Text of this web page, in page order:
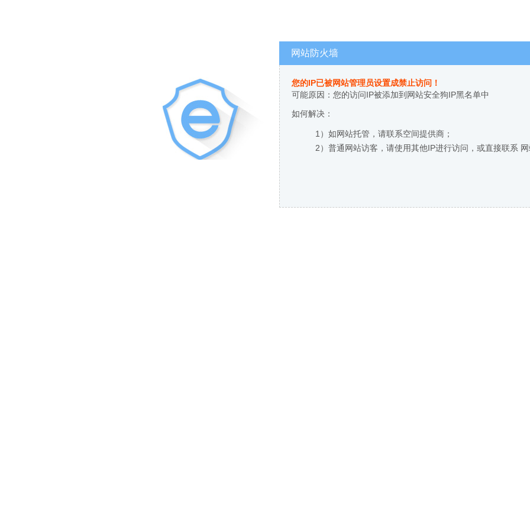
网站防火墙
您的IP已被网站管理员设置成禁止访问！
可能原因：您的访问IP被添加到网站安全狗IP黑名单中
如何解决：
1）如网站托管，请联系空间提供商；
2）普通网站访客，请使用其他IP进行访问，或直接联系 网